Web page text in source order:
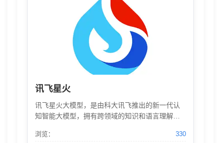
讯飞星火
讯飞星火大模型，是由科大讯飞推出的新一代认
知智能大模型，拥有跨领域的知识和语言理解能
供语言理解、知识问答、逻辑推理、数学题解
浏览：
330